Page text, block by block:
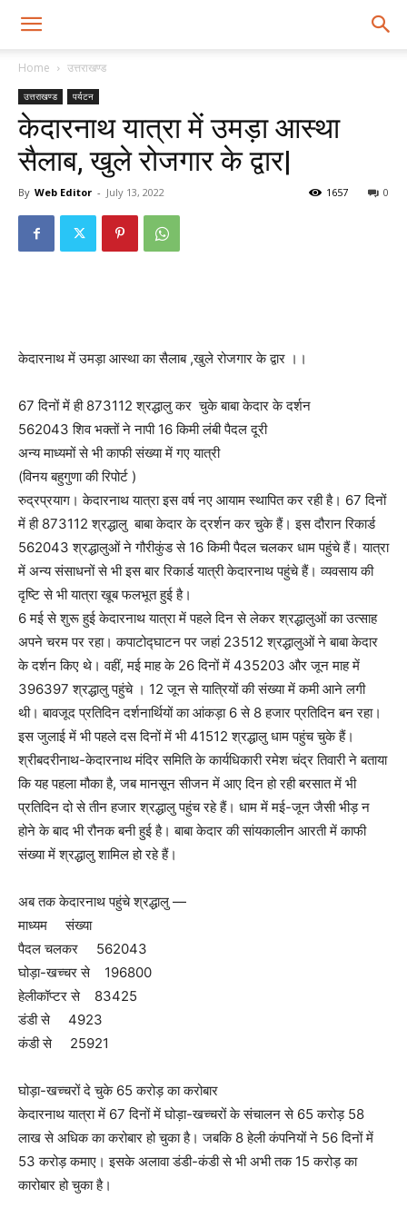
Home उत्तराखण्ड
उत्तराखण्ड पर्यटन
केदारनाथ यात्रा में उमड़ा आस्था
सैलाब, खुले रोजगार के द्वार|
By Web Editor - July 13, 2022 0
1657
केदारनाथ में उमड़ा आस्था का सैलाब ,खुले रोजगार के द्वार ।।
67 दिनों में ही 873112 श्रद्धालु कर चुके बाबा केदार के दर्शन
562043 शिव भक्तों ने नापी 16 किमी लंबी पैदल दूरी
अन्य माध्यमों से भी काफी संख्या में गए यात्री
(विनय बहुगुणा की रिपोर्ट )
रुद्रप्रयाग। केदारनाथ यात्रा इस वर्ष नए आयाम स्थापित कर रही है। 67 दिनों
में ही 873112 श्रद्धालु बाबा केदार के द्रर्शन कर चुके हैं। इस दौरान रिकार्ड
562043 श्रद्धालुओं ने गौरीकुंड से 16 किमी पैदल चलकर धाम पहुंचे हैं। यात्रा
में अन्य संसाधनों से भी इस बार रिकार्ड यात्री केदारनाथ पहुंचे हैं। व्यवसाय की
दृष्टि से भी यात्रा खूब फलभूत हुई है।
6 मई से शुरू हुई केदारनाथ यात्रा में पहले दिन से लेकर श्रद्धालुओं का उत्साह
अपने चरम पर रहा। कपाटोद्घाटन पर जहां 23512 श्रद्धालुओं ने बाबा केदार
के दर्शन किए थे। वहीं, मई माह के 26 दिनों में 435203 और जून माह में
396397 श्रद्धालु पहुंचे । 12 जून से यात्रियों की संख्या में कमी आने लगी
थी। बावजूद प्रतिदिन दर्शनार्थियों का आंकड़ा 6 से 8 हजार प्रतिदिन बन रहा।
इस जुलाई में भी पहले दस दिनों में भी 41512 श्रद्धालु धाम पहुंच चुके हैं।
श्रीबदरीनाथ-केदारनाथ मंदिर समिति के कार्यधिकारी रमेश चंद्र तिवारी ने बताया
कि यह पहला मौका है, जब मानसून सीजन में आए दिन हो रही बरसात में भी
प्रतिदिन दो से तीन हजार श्रद्धालु पहुंच रहे हैं। धाम में मई-जून जैसी भीड़ न
होने के बाद भी रौनक बनी हुई है। बाबा केदार की सांयकालीन आरती में काफी
संख्या में श्रद्धालु शामिल हो रहे हैं।
अब तक केदारनाथ पहुंचे श्रद्धालु —
माध्यम संख्या
पैदल चलकर 562043
घोड़ा-खच्चर से 196800
हेलीकॉप्टर से 83425
डंडी से 4923
कंडी से 25921
घोड़ा-खच्चरों दे चुके 65 करोड़ का करोबार
केदारनाथ यात्रा में 67 दिनों में घोड़ा-खच्चरों के संचालन से 65 करोड़ 58
लाख से अधिक का करोबार हो चुका है। जबकि 8 हेली कंपनियों ने 56 दिनों में
53 करोड़ कमाए। इसके अलावा डंडी-कंडी से भी अभी तक 15 करोड़ का
कारोबार हो चुका है।